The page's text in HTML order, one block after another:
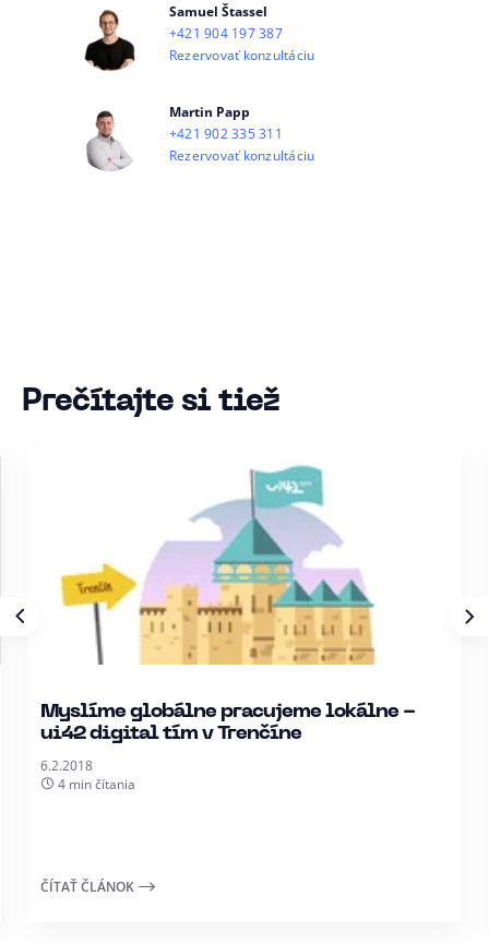
Samuel Štassel
+421 904 197 387
Rezervovať konzultáciu
Martin Papp
+421 902 335 311
Rezervovať konzultáciu
Prečítajte si tiež
Myslíme globálne pracujeme lokálne -
ui42 digital tím v Trenčíne
6.2.2018
4 min čítania
ČÍTAŤ ČLÁNOK